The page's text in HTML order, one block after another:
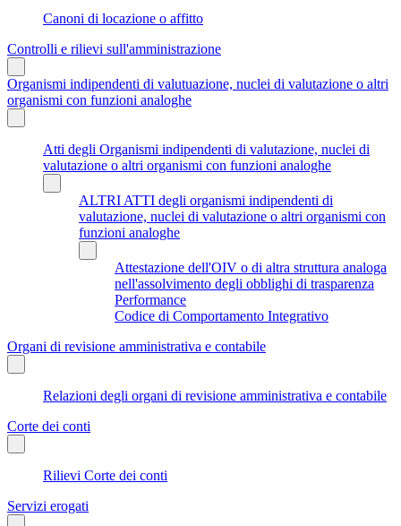
Canoni di locazione o affitto
Controlli e rilievi sull'amministrazione
Organismi indipendenti di valutuazione, nuclei di valutazione o altri
organismi con funzioni analoghe
Atti degli Organismi indipendenti di valutazione, nuclei di
valutazione o altri organismi con funzioni analoghe
ALTRI ATTI degli organismi indipendenti di
valutazione, nuclei di valutazione o altri organismi con
funzioni analoghe
Attestazione dell'OIV o di altra struttura analoga
nell'assolvimento degli obblighi di trasparenza
Performance
Codice di Comportamento Integrativo
Organi di revisione amministrativa e contabile
Relazioni degli organi di revisione amministrativa e contabile
Corte dei conti
Rilievi Corte dei conti
Servizi erogati